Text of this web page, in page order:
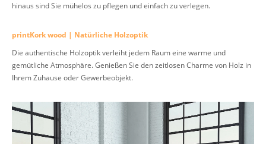
hinaus sind Sie mühelos zu pflegen und einfach zu verlegen.
printKork wood | Natürliche Holzoptik
Die authentische Holzoptik verleiht jedem Raum eine warme und
gemütliche Atmosphäre. Genießen Sie den zeitlosen Charme von Holz in
Ihrem Zuhause oder Gewerbeobjekt.